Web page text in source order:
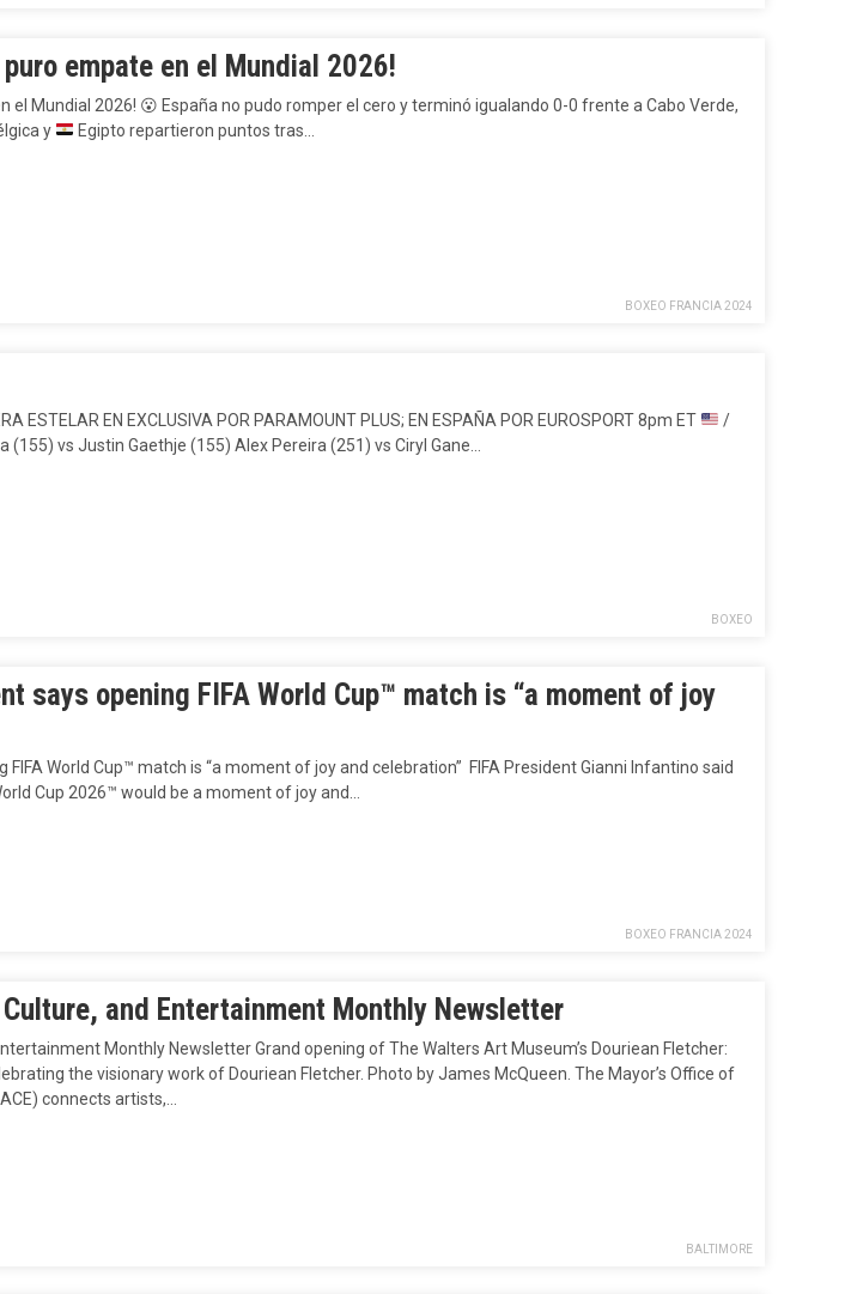
empate en el Mundial 2026!
el Mundial 2026! 😮 España no pudo romper el cero y terminó igualando 0-0 frente a Cabo Verde,
y Egipto repartieron puntos tras…
BOXEO FRANCIA 2024
ESTELAR EN EXCLUSIVA POR PARAMOUNT PLUS; EN ESPAÑA POR EUROSPORT 8pm ET
/
(155) vs Justin Gaethje (155) Alex Pereira (251) vs Ciryl Gane…
BOXEO
says opening FIFA World Cup™ match is “a moment of joy
FIFA World Cup™ match is “a moment of joy and celebration” ‎ FIFA President Gianni Infantino said
Cup 2026™ would be a moment of joy and…
BOXEO FRANCIA 2024
Culture, and Entertainment Monthly Newsletter
Monthly Newsletter Grand opening of The Walters Art Museum’s Douriean Fletcher:
the visionary work of Douriean Fletcher. Photo by James McQueen. The Mayor’s Office of
connects artists,…
BALTIMORE